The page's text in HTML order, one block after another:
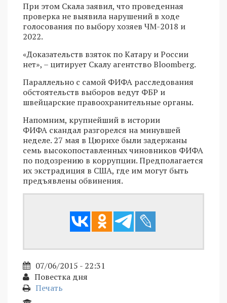
При этом Скала заявил, что проведенная
проверка не выявила нарушений в ходе
голосования по выбору хозяев ЧМ-2018 и
2022.
«Доказательств взяток по Катару и России
нет», – цитирует Скалу агентство Bloomberg.
Параллельно с самой ФИФА расследования
обстоятельств выборов ведут ФБР и
швейцарские правоохранительные органы.
Напомним, крупнейший в истории
ФИФА скандал разгорелся на минувшей
неделе. 27 мая в Цюрихе были задержаны
семь высокопоставленных чиновников ФИФА
по подозрению в коррупции. Предполагается
их экстрадиция в США, где им могут быть
предъявлены обвинения.
07/06/2015 - 22:31
Повестка дня
Печать